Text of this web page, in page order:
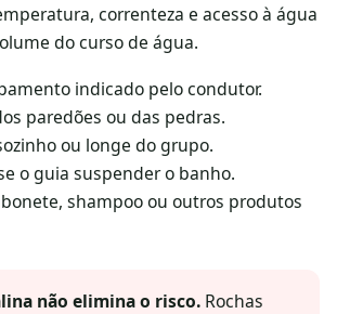
correnteza e acesso à água
do curso de água.
indicado pelo condutor.
paredões ou das pedras.
ou longe do grupo.
o guia suspender o banho.
shampoo ou outros produtos
não elimina o risco. Rochas